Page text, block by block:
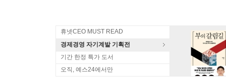
휴넷CEO MUST READ
경제경영 자기계발 기획전
기간 한정 특가 도서
오직, 예스24에서만